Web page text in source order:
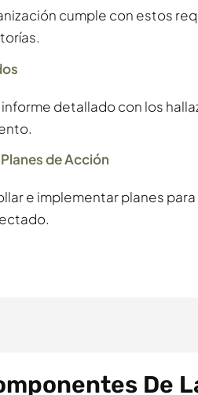
cumple con estos
detallado con los
de Acción
e implementar planes
De